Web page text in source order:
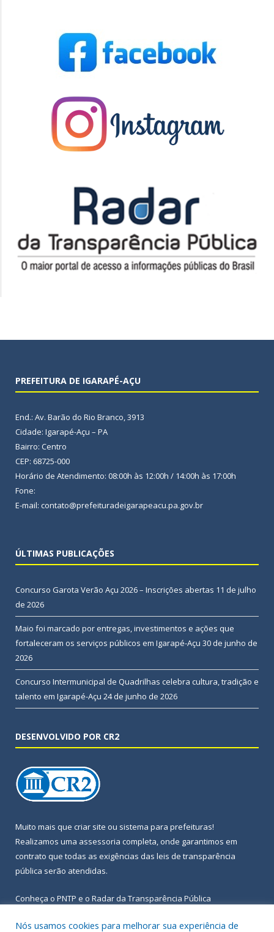
PREFEITURA DE IGARAPÉ-AÇU
End.: Av. Barão do Rio Branco, 3913
Cidade: Igarapé-Açu – PA
Bairro: Centro
CEP: 68725-000
Horário de Atendimento: 08:00h às 12:00h / 14:00h às 17:00h
Fone:
E-mail: contato@prefeituradeigarapeacu.pa.gov.br
ÚLTIMAS PUBLICAÇÕES
Concurso Garota Verão Açu 2026 – Inscrições abertas 11 de julho
de 2026
Maio foi marcado por entregas, investimentos e ações que
fortaleceram os serviços públicos em Igarapé-Açu 30 de junho de
2026
Concurso Intermunicipal de Quadrilhas celebra cultura, tradição e
talento em Igarapé-Açu 24 de junho de 2026
DESENVOLVIDO POR CR2
Muito mais que criar site ou sistema para prefeituras!
Realizamos uma assessoria completa, onde garantimos em
contrato que todas as exigências das leis de transparência
pública serão atendidas.
Conheça o PNTP e o Radar da Transparência Pública
Nós usamos cookies para melhorar sua experiência de